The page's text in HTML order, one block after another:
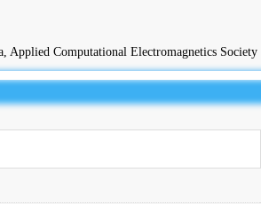
Computational Electromagnetics Society